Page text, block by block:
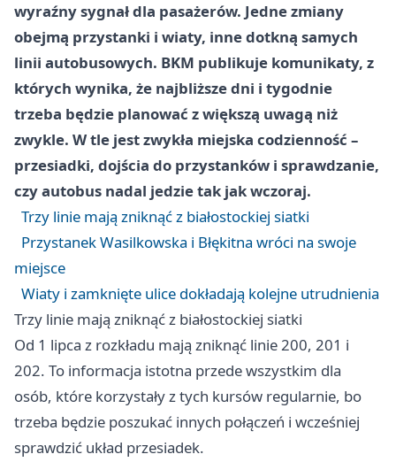
wyraźny sygnał dla pasażerów. Jedne zmiany
obejmą przystanki i wiaty, inne dotkną samych
linii autobusowych. BKM publikuje komunikaty, z
których wynika, że najbliższe dni i tygodnie
trzeba będzie planować z większą uwagą niż
zwykle. W tle jest zwykła miejska codzienność –
przesiadki, dojścia do przystanków i sprawdzanie,
czy autobus nadal jedzie tak jak wczoraj.
Trzy linie mają zniknąć z białostockiej siatki
Przystanek Wasilkowska i Błękitna wróci na swoje
miejsce
Wiaty i zamknięte ulice dokładają kolejne utrudnienia
Trzy linie mają zniknąć z białostockiej siatki
Od 1 lipca z rozkładu mają zniknąć linie 200, 201 i
202. To informacja istotna przede wszystkim dla
osób, które korzystały z tych kursów regularnie, bo
trzeba będzie poszukać innych połączeń i wcześniej
sprawdzić układ przesiadek.